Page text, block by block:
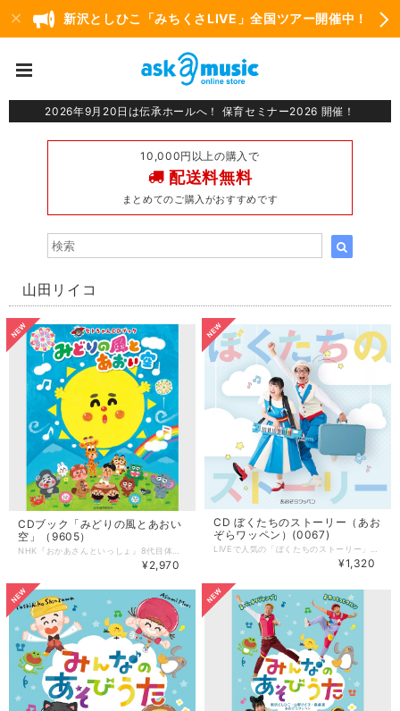
新沢としひこ「みちくさLIVE」全国ツアー開催中！
2026年9月20日は伝承ホールへ！ 保育セミナー2026 開催！
10,000円以上の購入で
配送料無料
まとめてのご購入がおすすめです
山田リイコ
CDブック「みどりの風とあおい
空」（9605）
¥2,970
CD ぼくたちのストーリー（あお
ぞらワッペン）(0067)
¥1,320